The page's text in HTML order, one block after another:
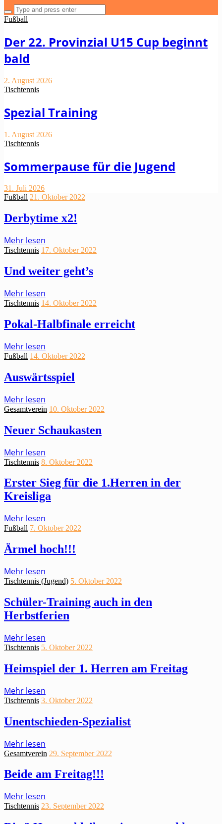
Fußball
Der 22. Provinzial U15 Cup beginnt
bald
2. August 2026
Tischtennis
Spezial Training
1. August 2026
Tischtennis
Sommerpause für die Jugend
31. Juli 2026
Fußball 21. Oktober 2022
Derbytime x2!
Mehr lesen
Tischtennis 17. Oktober 2022
Und weiter geht’s
Mehr lesen
Tischtennis 14. Oktober 2022
Pokal-Halbfinale erreicht
Mehr lesen
Fußball 14. Oktober 2022
Auswärtsspiel
Mehr lesen
Gesamtverein 10. Oktober 2022
Neuer Schaukasten
Mehr lesen
Tischtennis 8. Oktober 2022
Erster Sieg für die 1.Herren in der
Kreisliga
Mehr lesen
Fußball 7. Oktober 2022
Ärmel hoch!!!
Mehr lesen
Tischtennis (Jugend) 5. Oktober 2022
Schüler-Training auch in den
Herbstferien
Mehr lesen
Tischtennis 5. Oktober 2022
Heimspiel der 1. Herren am Freitag
Mehr lesen
Tischtennis 3. Oktober 2022
Unentschieden-Spezialist
Mehr lesen
Gesamtverein 29. September 2022
Beide am Freitag!!!
Mehr lesen
Tischtennis 23. September 2022